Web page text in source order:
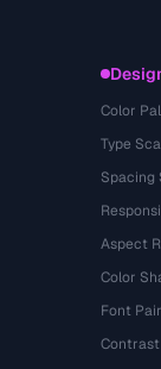
Color
Type
Spacing
Aspect
Color
Font